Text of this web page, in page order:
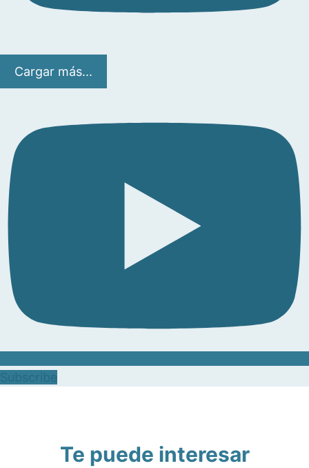
Cargar más...
Te puede interesar